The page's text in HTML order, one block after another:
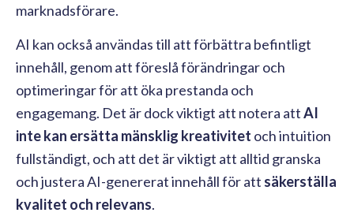
marknadsförare.
AI kan också användas till att förbättra befintligt
innehåll, genom att föreslå förändringar och
optimeringar för att öka prestanda och
engagemang. Det är dock viktigt att notera attAI
inte kan ersätta mänsklig kreativitet och intuition
fullständigt, och att det är viktigt att alltid granska
och justera AI-genererat innehåll för att säkerställa
kvalitet och relevans.